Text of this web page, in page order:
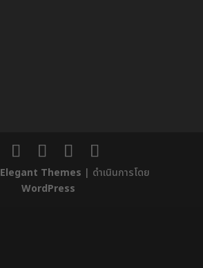
Elegant Themes | ดำเนินการโดย
WordPress